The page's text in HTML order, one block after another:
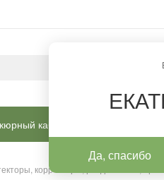
Да, спасибо
кабинет
корректоры, разделители,